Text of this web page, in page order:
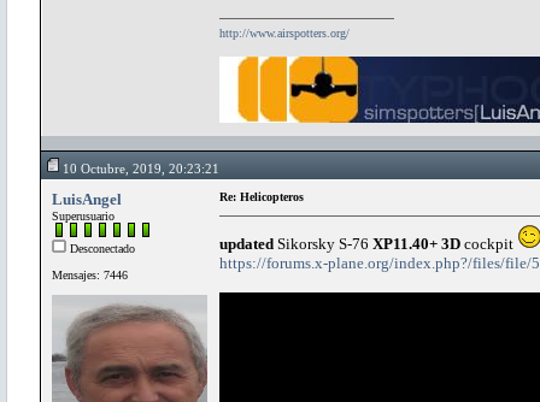
http://www.airspotters.org/
10 Octubre, 2019, 20:23:21
LuisAngel
Superusuario
Desconectado
Mensajes: 7446
Re: Helicopteros
updated Sikorsky S-76 XP11.40+ 3D cockpit
https://forums.x-plane.org/index.php?/files/file/